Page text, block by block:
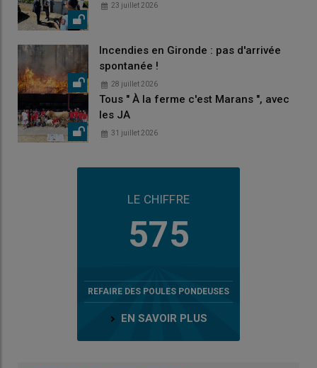
23 juillet 2026
Incendies en Gironde : pas d'arrivée
spontanée !
28 juillet 2026
Tous " À la ferme c'est Marans ", avec
les JA
31 juillet 2026
LE CHIFFRE
575
REFAIRE DES POULES PONDEUSES
EN SAVOIR PLUS